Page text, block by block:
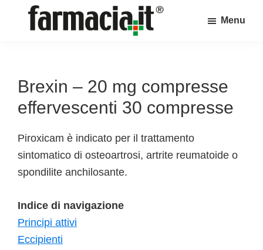
sul
mondo
della
Menu
Brexin – 20 mg compresse
effervescenti 30 compresse
Piroxicam è indicato per il trattamento
sintomatico di osteoartrosi, artrite reumatoide o
spondilite anchilosante.
Indice di navigazione
Principi attivi
Eccipienti